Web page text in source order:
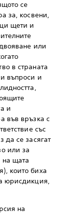
се
за, косвени,
щети и
или
в страната
въпроси и
и
във връзка с
със
да се засягат
или за
на щата
които биха
юрисдикция,
на